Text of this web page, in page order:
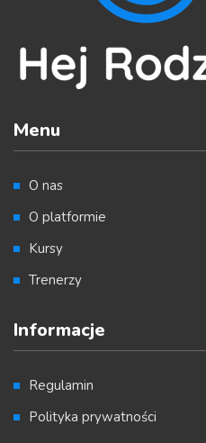
Menu
O nas
O platformie
Kursy
Trenerzy
Informacje
Regulamin
Polityka prywatności